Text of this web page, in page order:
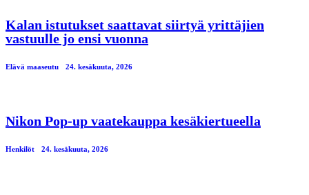
Kalan istutukset saattavat siirtyä yrittäjien
vastuulle jo ensi vuonna
Elävä maaseutu 24. kesäkuuta, 2026
Nikon Pop-up vaatekauppa kesäkiertueella
Henkilöt 24. kesäkuuta, 2026